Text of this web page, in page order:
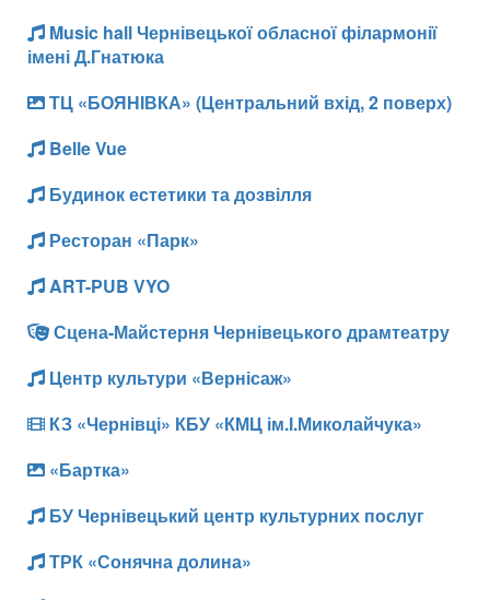
Music hall Чернівецької обласної філармонії
імені Д.Гнатюка
ТЦ «БОЯНІВКА» (Центральний вхід, 2 поверх)
Belle Vue
Будинок естетики та дозвілля
Ресторан «Парк»
ART-PUB VYO
Сцена-Майстерня Чернівецького драмтеатру
Центр культури «Вернісаж»
КЗ «Чернівці» КБУ «КМЦ ім.І.Миколайчука»
«Бартка»
БУ Чернівецький центр культурних послуг
ТРК «Сонячна долина»